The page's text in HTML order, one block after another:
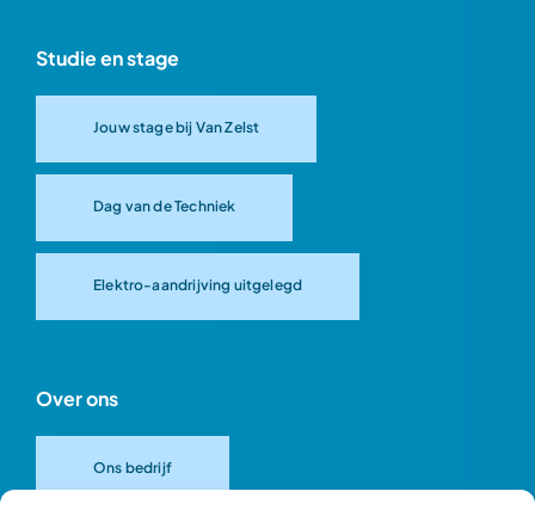
Studie en stage
Jouw stage bij Van Zelst
Dag van de Techniek
Elektro-aandrijving uitgelegd
Over ons
Ons bedrijf